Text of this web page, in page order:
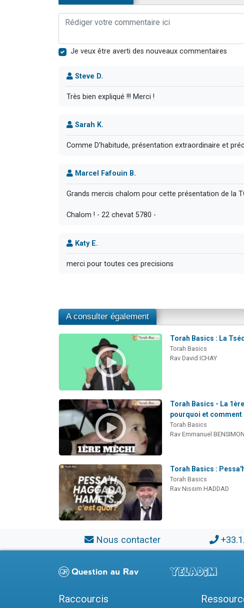
Je veux être averti des nouveaux commentaires
Steve D.
Très bien expliqué !!! Merci !
Sarah K.
Comme D'habitude, présentation extraordinaire et
Marcel Fafouin B.
Grands mercis chalom pour cette présentation de la
Chalom ! - 22 chevat 5780 -
Katy E.
merci pour toutes ces precisions
A consulter également
Torah Basics : La
Torah Basics
Rav David ICHAY
Torah Basics - La
pourquoi et comment
Torah Basics
Rav Emmanuel BENSIMON
Torah Basics :
Torah Basics
Rav Nissim HADDAD
Nous contacter
Raccourcis